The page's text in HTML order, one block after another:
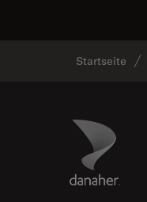
Startseite
Danaher Logo